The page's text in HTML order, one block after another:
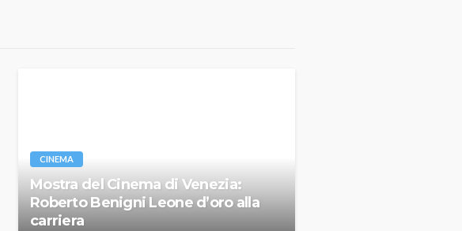
CINEMA
Mostra del Cinema di Venezia:
Roberto Benigni Leone d’oro alla
carriera